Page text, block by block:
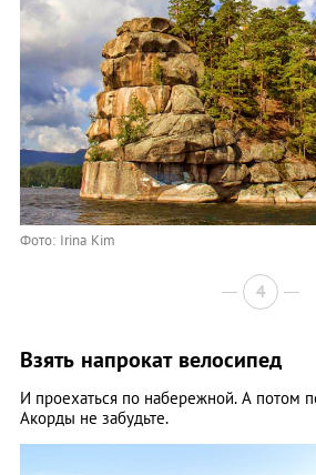
Фото: Irina Kim
4
Взять напрокат велосипед
И проехаться по набережной. А потом
Акорды не забудьте.